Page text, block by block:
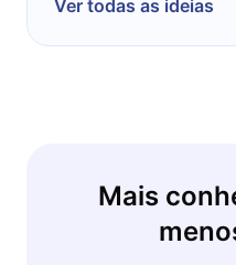
Ver todas as ideias
Mais